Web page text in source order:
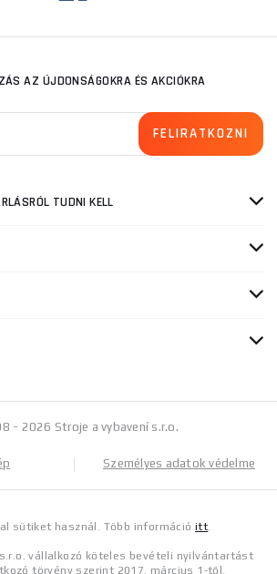
AZ ÚJDONSÁGOKRA ÉS AKCIÓKRA
TUDNI KELL
- 2026 Stroje a vybavení s.r.o.
Személyes adatok védelme
sütiket használ. Több információitt.
vállalkozó köteles bevételi nyilvántartást
törvény szerint 2017. március 1-től.